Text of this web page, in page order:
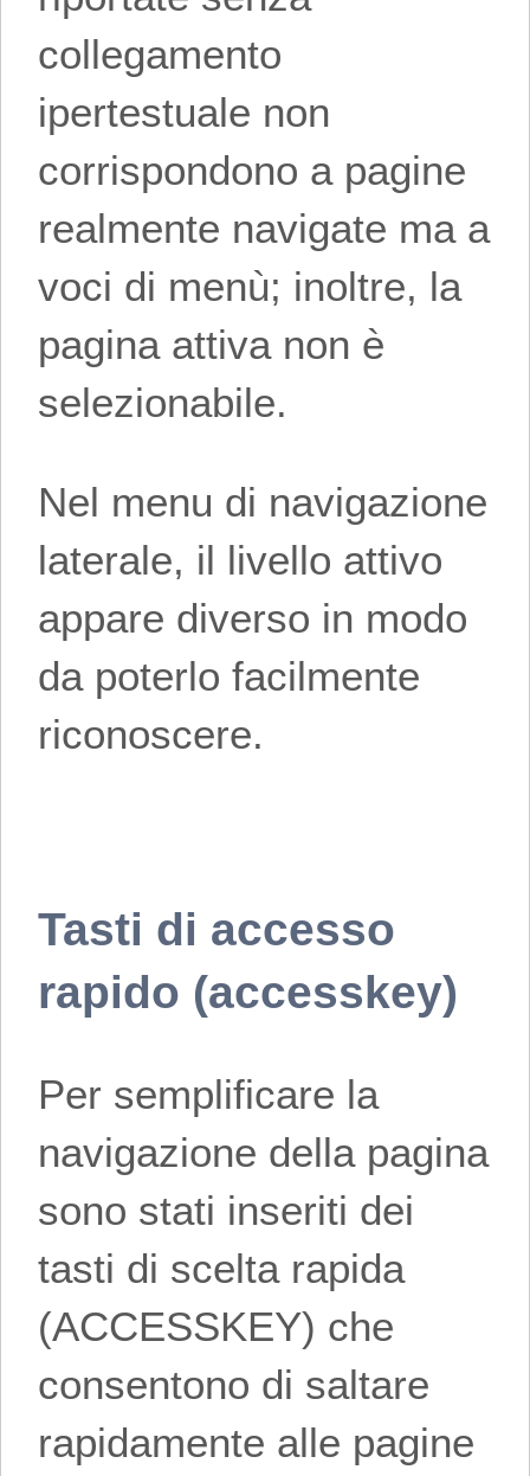
collegamento
ipertestuale non
corrispondono a pagine
realmente navigate ma a
voci di menù; inoltre, la
pagina attiva non è
selezionabile.
Nel menu di navigazione
laterale, il livello attivo
appare diverso in modo
da poterlo facilmente
riconoscere.
Tasti di accesso
rapido (accesskey)
Per semplificare la
navigazione della pagina
sono stati inseriti dei
tasti di scelta rapida
(ACCESSKEY) che
consentono di saltare
rapidamente alle pagine